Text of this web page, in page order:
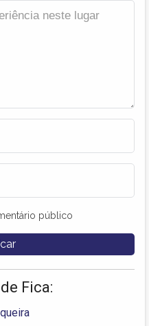
público
Fica: